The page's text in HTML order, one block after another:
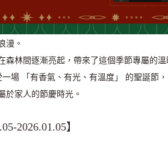
漫。
森林間逐漸亮起，帶來了這個季節專屬的溫
場 「有香氣、有光、有溫度」 的聖誕節，
於家人的節慶時光。
2026.01.05】